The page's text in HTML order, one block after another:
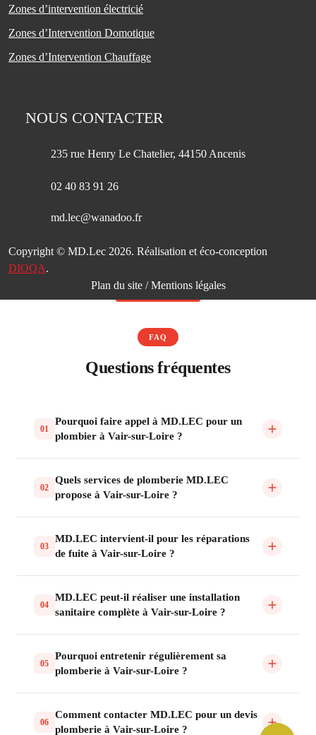
Zones d’intervention électricié
Zones d’Intervention Domotique
Zones d’Intervention Chauffage
NOUS CONTACTER
235 rue Henry Le Chatelier, 44150 Ancenis
02 40 83 91 26
md.lec@wanadoo.fr
Copyright © MD.Lec 2026. Réalisation et éco-conception
DIOQA.
Plan du site/Mentions légales
FAQ
Questions fréquentes
01
Pourquoi faire appel à MD.LEC pour un
plombier à Vair-sur-Loire ?
02
Quels services de plomberie MD.LEC
propose à Vair-sur-Loire ?
03
MD.LEC intervient-il pour les réparations
de fuite à Vair-sur-Loire ?
04
MD.LEC peut-il réaliser une installation
sanitaire complète à Vair-sur-Loire ?
05
Pourquoi entretenir régulièrement sa
plomberie à Vair-sur-Loire ?
06
Comment contacter MD.LEC pour un devis
plomberie à Vair-sur-Loire ?